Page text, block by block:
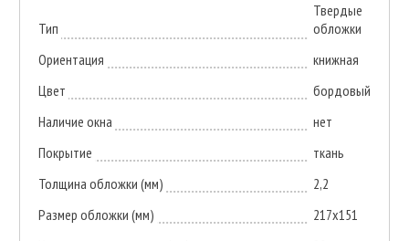
Тип
Твердые
обложки
Ориентация
книжная
Цвет
бордовый
Наличие окна
нет
Покрытие
ткань
Толщина обложки (мм)
2,2
Размер обложки (мм)
217х151